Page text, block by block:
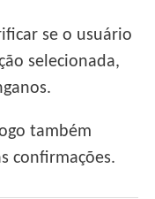
se o usuário
selecionada,
também
confirmações.